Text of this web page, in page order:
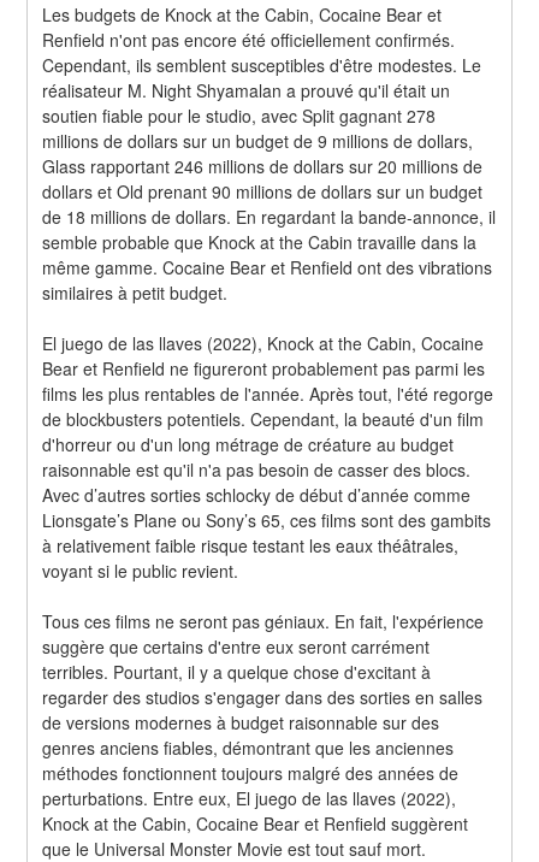
Les budgets de Knock at the Cabin, Cocaine Bear et
Renfield n'ont pas encore été officiellement confirmés.
Cependant, ils semblent susceptibles d'être modestes. Le
réalisateur M. Night Shyamalan a prouvé qu'il était un
soutien fiable pour le studio, avec Split gagnant 278
millions de dollars sur un budget de 9 millions de dollars,
Glass rapportant 246 millions de dollars sur 20 millions de
dollars et Old prenant 90 millions de dollars sur un budget
de 18 millions de dollars. En regardant la bande-annonce, il
semble probable que Knock at the Cabin travaille dans la
même gamme. Cocaine Bear et Renfield ont des vibrations
similaires à petit budget.
El juego de las llaves (2022), Knock at the Cabin, Cocaine
Bear et Renfield ne figureront probablement pas parmi les
films les plus rentables de l'année. Après tout, l'été regorge
de blockbusters potentiels. Cependant, la beauté d'un film
d'horreur ou d'un long métrage de créature au budget
raisonnable est qu'il n'a pas besoin de casser des blocs.
Avec d’autres sorties schlocky de début d’année comme
Lionsgate’s Plane ou Sony’s 65, ces films sont des gambits
à relativement faible risque testant les eaux théâtrales,
voyant si le public revient.
Tous ces films ne seront pas géniaux. En fait, l'expérience
suggère que certains d'entre eux seront carrément
terribles. Pourtant, il y a quelque chose d'excitant à
regarder des studios s'engager dans des sorties en salles
de versions modernes à budget raisonnable sur des
genres anciens fiables, démontrant que les anciennes
méthodes fonctionnent toujours malgré des années de
perturbations. Entre eux, El juego de las llaves (2022),
Knock at the Cabin, Cocaine Bear et Renfield suggèrent
que le Universal Monster Movie est tout sauf mort.